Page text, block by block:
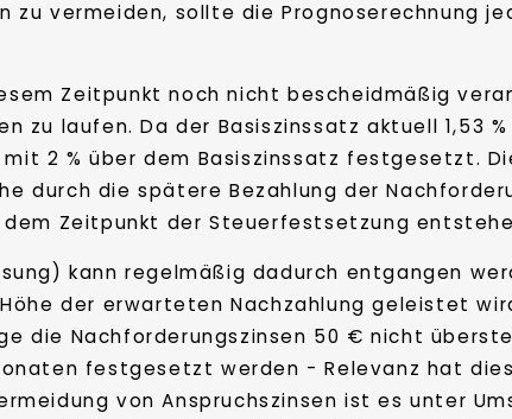
zu vermeiden, sollte die Prognoserechnung
Zeitpunkt noch nicht bescheidmäßig
zu laufen. Da der Basiszinssatz aktuell 1,53
2 % über dem Basiszinssatz festgesetzt.
durch die spätere Bezahlung der
Zeitpunkt der Steuerfestsetzung
kann regelmäßig dadurch entgangen
der erwarteten Nachzahlung geleistet
die Nachforderungszinsen 50 € nicht
festgesetzt werden - Relevanz hat dies
von Anspruchszinsen ist es unter